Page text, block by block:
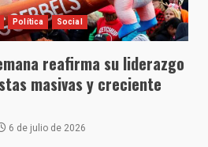
Política Social
reafirma su liderazgo
masivas y creciente
6 de julio de 2026